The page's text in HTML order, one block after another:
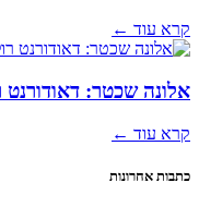
קרא עוד ←
אלונה שכטר: דאודורנט
קרא עוד ←
כתבות אחרונות